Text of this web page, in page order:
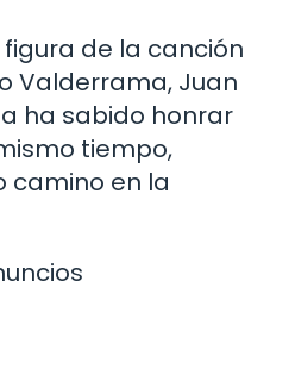
de la canción
Valderrama, Juan
ha sabido honrar
tiempo,
camino en la